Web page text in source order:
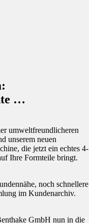
…
umweltfreundlicheren
unserem neuen
die jetzt ein echtes 4-
Ihre Formteile bringt.
noch schnellere
im Kundenarchiv.
GmbH nun in die